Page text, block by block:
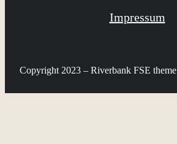
Impressum
Copyright 2023 – Riverbank FSE theme